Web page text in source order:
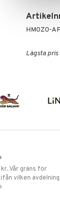
HM0Z0-
Lägsta
Vår gräns för
vilken avdelning